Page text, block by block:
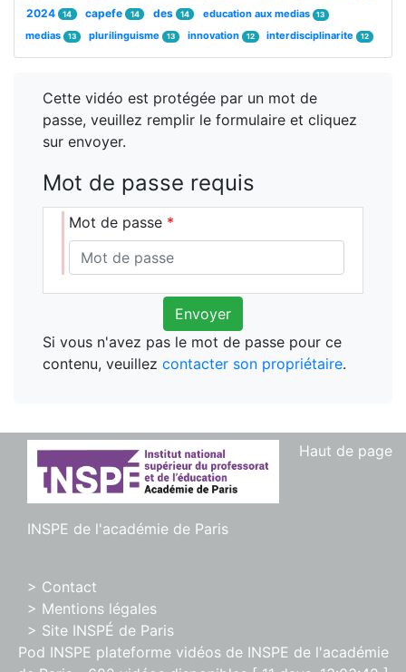
Cette vidéo est protégée par un mot de
passe, veuillez remplir le formulaire et cliquez
sur envoyer.
Mot de passe requis
Mot de passe *
Envoyer
Si vous n'avez pas le mot de passe pour ce
contenu, veuillez contacter son propriétaire.
2024 14 capefe 14 des 14 education aux medias 13
medias 13 plurilinguisme 13 innovation 12 interdisciplinarite 12
Haut de page
INSPE de l'académie de Paris
> Contact
> Mentions légales
> Site INSPÉ de Paris
Pod INSPE plateforme vidéos de INSPE de l'académie